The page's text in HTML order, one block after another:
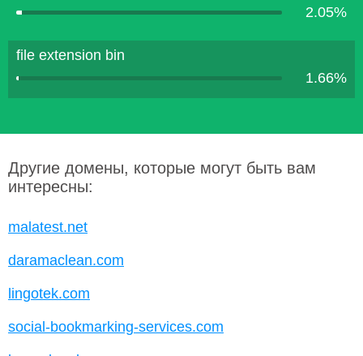
2.05%
file extension bin
1.66%
Другие домены, которые могут быть вам
интересны:
malatest.net
daramaclean.com
lingotek.com
social-bookmarking-services.com